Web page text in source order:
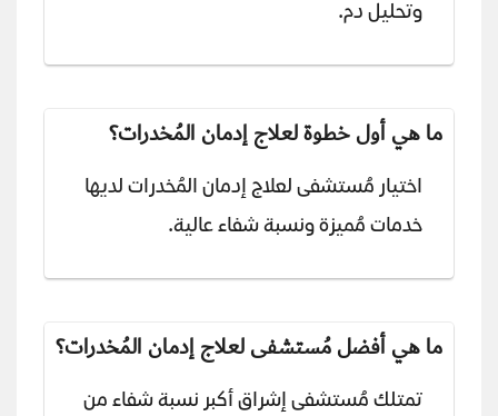
وتحليل دم.
ما هي أول خطوة لعلاج إدمان المُخدرات؟
اختيار مُستشفى لعلاج إدمان المُخدرات لديها
خدمات مُميزة ونسبة شفاء عالية.
ما هي أفضل مُستشفى لعلاج إدمان المُخدرات؟
تمتلك مُستشفى إشراق أكبر نسبة شفاء من